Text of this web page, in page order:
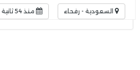
السعودية - رفحاء منذ 54 ثانية